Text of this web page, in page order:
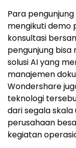
Para pengunjung
mengikuti demo
konsultasi
pengunjung
solusi AI yang
manajemen
Wondershare
teknologi
dari segala
perusahaan
kegiatan